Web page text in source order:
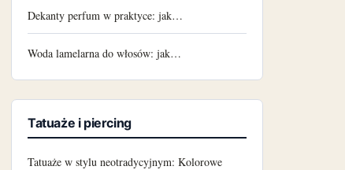
Dekanty perfum w praktyce: jak…
Woda lamelarna do włosów: jak…
Tatuaże i piercing
Tatuaże w stylu neotradycyjnym: Kolorowe